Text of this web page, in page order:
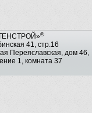
®
41, стр.16
Переяславская, дом 46,
1, комната 37